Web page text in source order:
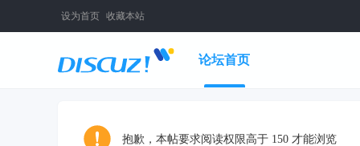
设为首页 收藏本站
论坛首页
抱歉，本帖要求阅读权限高于 150 才能浏览